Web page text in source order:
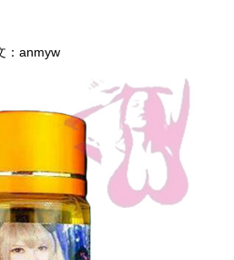
： anmyw